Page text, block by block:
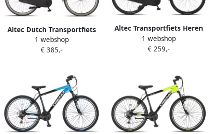
Altec Dutch Transportfiets
28 Inch 50 cm Dames 3V
Terugtraprem Matzwart
1 webshop
€ 385,-
Altec Transportfiets Heren
Classic 28 Inch 53 cm Heren
Terugtraprem Matzwart
1 webshop
€ 259,-